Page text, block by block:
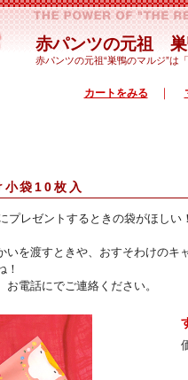
赤パンツの元祖 巣
赤パンツの元祖“巣鴨のマルジ”は
カートをみる ｜
袋10枚入
プレゼントするときの袋がほし
を渡すときや、おすそわけのキ
！
電話にでご連絡ください。